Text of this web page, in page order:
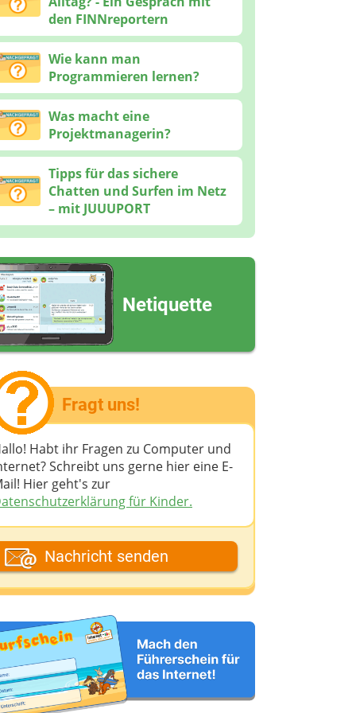
den FINNreportern
Wie kann man
Programmieren lernen?
Was macht eine
Projektmanagerin?
Tipps für das sichere
Chatten und Surfen im Netz
– mit JUUUPORT
Netiquette
Fragt uns!
Habt ihr Fragen zu Computer und
Schreibt uns gerne hier eine E-
Hier geht's zur
für Kinder.
Fantasiename
Deine E-Mail-Adresse (wenn du eine
möchtest)
Nachricht
Nachricht senden